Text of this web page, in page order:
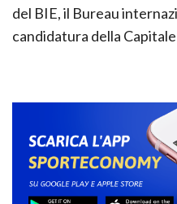
del BIE, il Bureau
candidatura della